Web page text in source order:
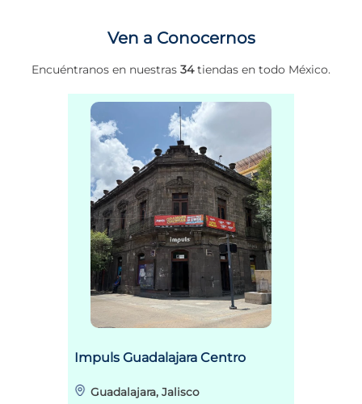
Ven a Conocernos
Encuéntranos en nuestras 34tiendas en todo México.
Impuls Guadalajara Centro
Guadalajara, Jalisco